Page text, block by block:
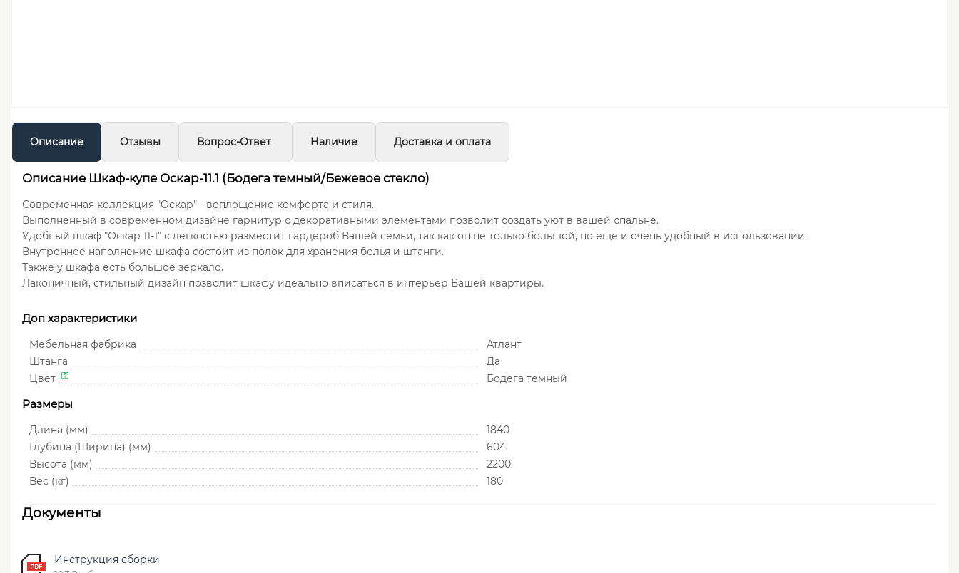
Описание Отзывы Вопрос-Ответ Наличие Доставка и оплата
Описание Шкаф-купе Оскар-11.1 (Бодега темный/Бежевое стекло)
Современная коллекция "Оскар" - воплощение комфорта и стиля.
Выполненный в современном дизайне гарнитур с декоративными элементами позволит создать уют в вашей спальне.
Удобный шкаф "Оскар 11-1" с легкостью разместит гардероб Вашей семьи, так как он не только большой, но еще и очень удобный в использовании.
Внутреннее наполнение шкафа состоит из полок для хранения белья и штанги.
Также у шкафа есть большое зеркало.
Лаконичный, стильный дизайн позволит шкафу идеально вписаться в интерьер Вашей квартиры.
Доп характеристики
Мебельная фабрика
Атлант
Штанга
Да
Цвет
Бодега темный
Размеры
Длина (мм)
1840
Глубина (Ширина) (мм)
604
Высота (мм)
2200
Вес (кг)
180
Документы
Инструкция сборки